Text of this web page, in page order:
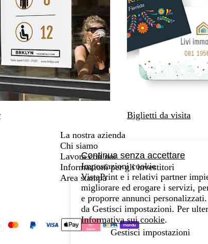
Biglietti da visita
La nostra azienda
Chi siamo
Lavora con noi
Informazioni per gli investitori
Area stampa
Continua senza accettare
Impostazioni cookie
VistaPrint e i relativi partner
migliorare ed erogare i servizi,
e proporre annunci
da Gestisci impostazioni. Per
Informativa sui cookie.
Gestisci impostazioni